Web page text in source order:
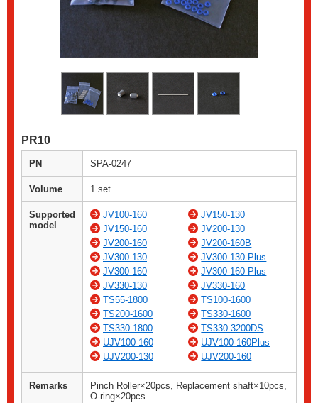
PR10
PN SPA-0247
Volume 1 set
Supported
model
JV100-160
JV150-130
JV150-160
JV200-130
JV200-160
JV200-160B
JV300-130
JV300-130 Plus
JV300-160
JV300-160 Plus
JV330-130
JV330-160
TS55-1800
TS100-1600
TS200-1600
TS330-1600
TS330-1800
TS330-3200DS
UJV100-160
UJV100-160Plus
UJV200-130
UJV200-160
Remarks
Pinch Roller×20pcs, Replacement shaft×10pcs,
O-ring×20pcs